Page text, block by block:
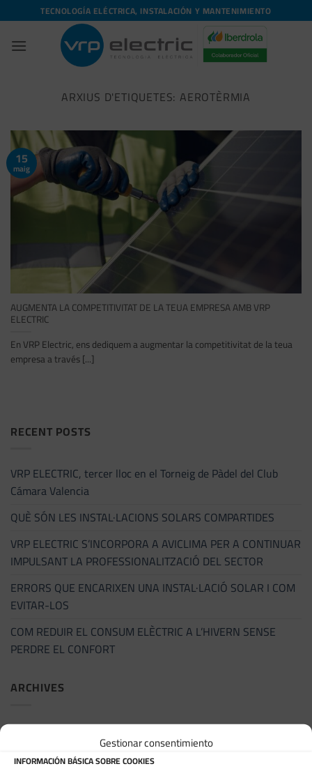
Gestionar consentimiento
INFORMACIÓN BÁSICA SOBRE COOKIES
to
content
TECNOLOGÍA ELÉCTRICA, INSTALACIÓN Y MANTENIMIENTO
ARXIUS D'ETIQUETES: AEROTÈRMIA
AUGMENTA LA COMPETITIVITAT DE LA TEUA EMPRESA AMB VRP
ELECTRIC
En VRP Electric, ens dediquem a augmentar la competitivitat de la teua
empresa a través [...]
15
maig
RECENT POSTS
VRP ELECTRIC, tercer lloc en el Torneig de Pàdel del Club
Cámara Valencia
QUÈ SÓN LES INSTAL·LACIONS SOLARS COMPARTIDES
VRP ELECTRIC S’INCORPORA A AVICLIMA PER A CONTINUAR
IMPULSANT LA PROFESSIONALITZACIÓ DEL SECTOR
ERRORS QUE ENCARIXEN UNA INSTAL·LACIÓ SOLAR I COM
EVITAR-LOS
COM REDUIR EL CONSUM ELÈCTRIC A L’HIVERN SENSE
PERDRE EL CONFORT
ARCHIVES
juny 2026
maig 2026